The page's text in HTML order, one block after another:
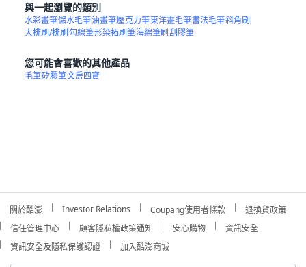
與一起瀏覽的類別
水彩畫筆儲水毛筆油畫筆壓克力筆東洋畫毛筆書法毛筆斜角刷
大排刷/排刷勾線筆形染拓刷筆海綿筆刷刮膠筆
您可能會喜歡的其他產品
毛筆矽膠筆文房四寶
關於酷澎 Investor Relations Coupang使用者條款
退換貨政策
信任管理中心
顧客隱私權政策通知 安心購物
資訊安全
資訊安全及隱私保護認證
加入酷澎商城